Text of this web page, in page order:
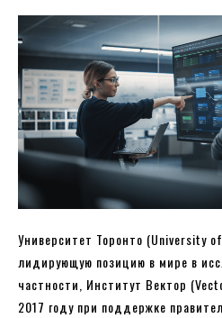
Университет Торонто (University
лидирующую позицию в мире в
частности, Институт Вектор
2017 году при поддержке